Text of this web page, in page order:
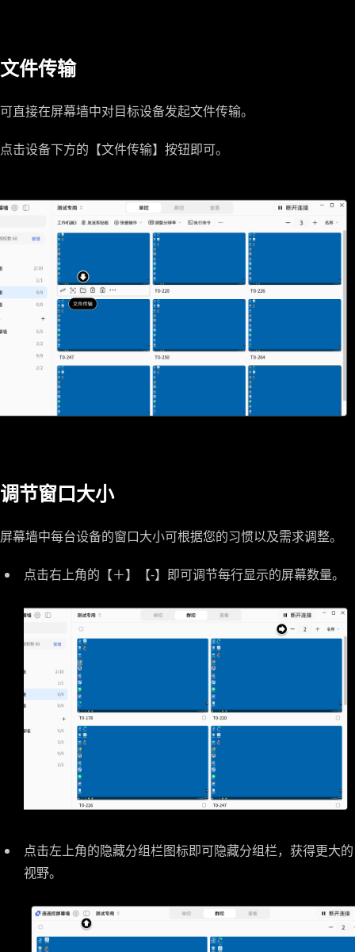
文件传输
可直接在屏幕墙中对目标设备发起文件传输。
点击设备下方的【文件传输】按钮即可。
调节窗口大小
屏幕墙中每台设备的窗口大小可根据您的习惯以及需求调整。
点击右上角的【＋】【-】即可调节每行显示的屏幕数量。
点击左上角的隐藏分组栏图标即可隐藏分组栏，获得更大的
视野。